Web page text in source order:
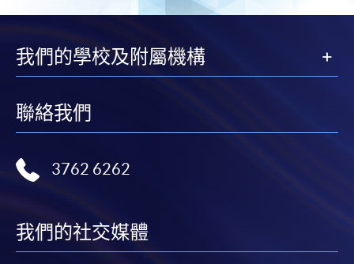
我們的學校及附屬機構
聯絡我們
3762 6262
我們的社交媒體